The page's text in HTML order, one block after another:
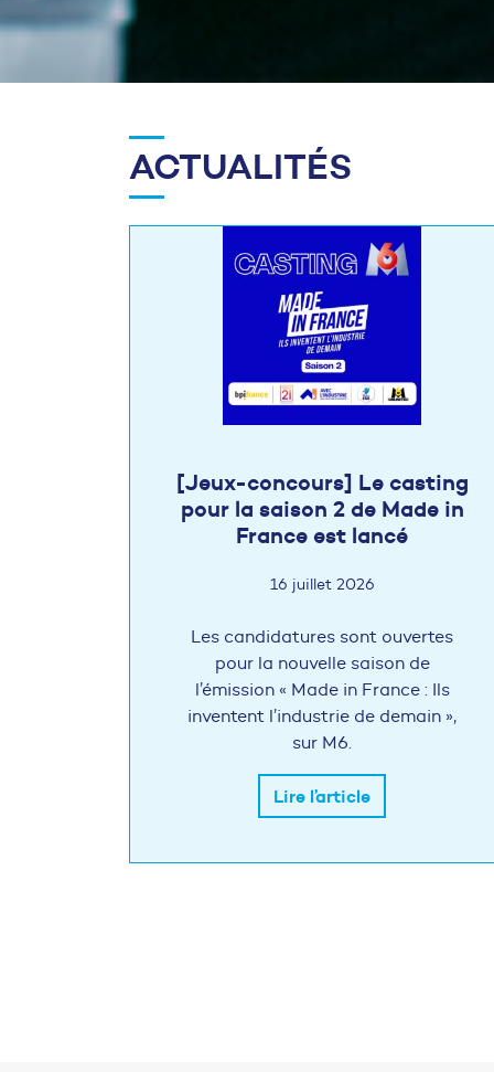
ACTUALITÉS
[Jeux-concours] Le casting
pour la saison 2 de Made in
France est lancé
16 juillet 2026
Les candidatures sont ouvertes
pour la nouvelle saison de
l’émission « Made in France : Ils
inventent l’industrie de demain »,
sur M6.
Lire l’article